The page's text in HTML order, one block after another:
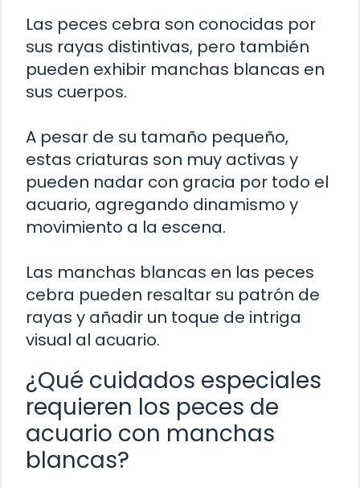
Las peces cebra son conocidas por
sus rayas distintivas, pero también
pueden exhibir manchas blancas en
sus cuerpos.
A pesar de su tamaño pequeño,
estas criaturas son muy activas y
pueden nadar con gracia por todo el
acuario, agregando dinamismo y
movimiento a la escena.
Las manchas blancas en las peces
cebra pueden resaltar su patrón de
rayas y añadir un toque de intriga
visual al acuario.
¿Qué cuidados especiales
requieren los peces de
acuario con manchas
blancas?